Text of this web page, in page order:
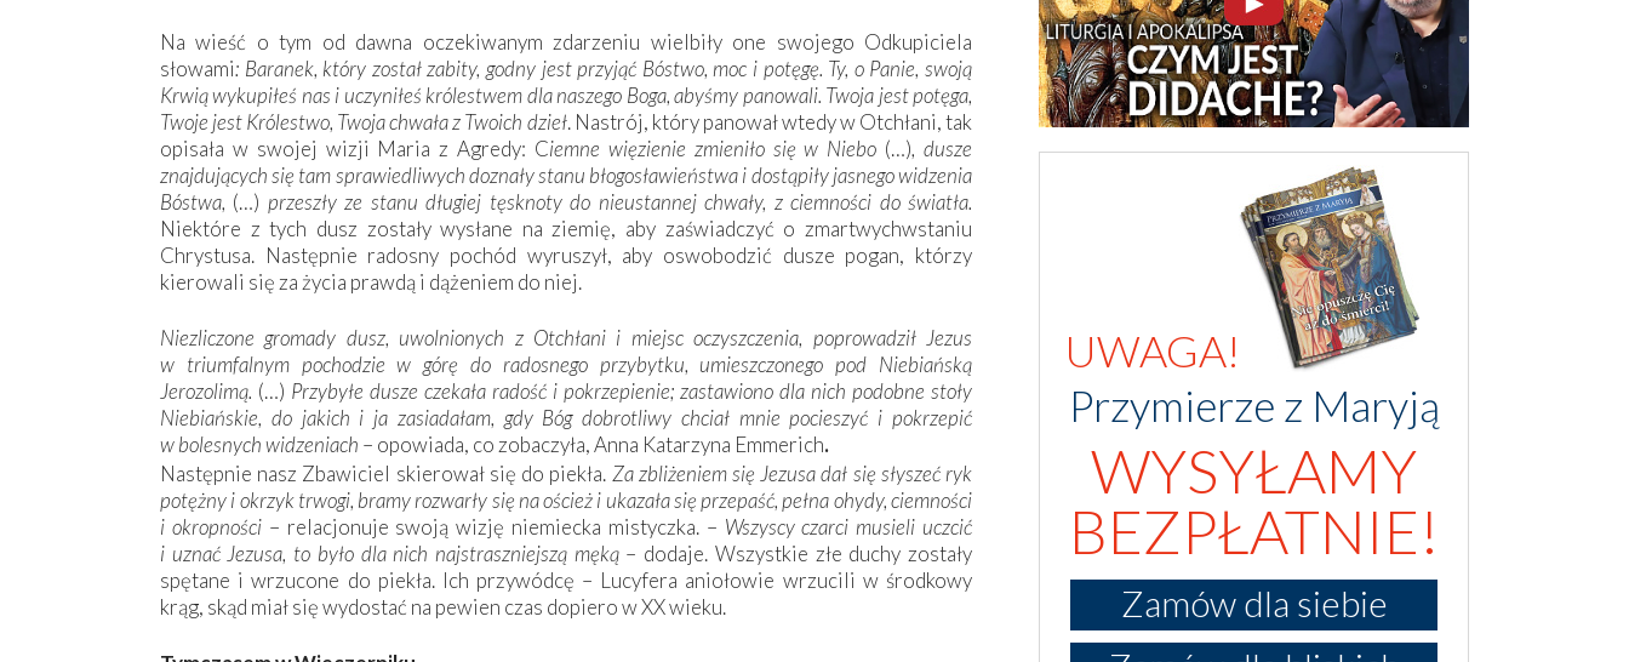
Na wieść o tym od dawna oczekiwanym zdarzeniu wielbiły one swojego Odkupiciela
słowami: Baranek, który został zabity, godny jest przyjąć Bóstwo, moc i potęgę. Ty, o Panie, swoją
Krwią wykupiłeś nas i uczyniłeś królestwem dla naszego Boga, abyśmy panowali. Twoja jest potęga,
Twoje jest Królestwo, Twoja chwała z Twoich dzieł. Nastrój, który panował wtedy w Otchłani, tak
opisała w swojej wizji Maria z Agredy: Ciemne więzienie zmieniło się w Niebo (…), dusze
znajdujących się tam sprawiedliwych doznały stanu błogosławieństwa i dostąpiły jasnego widzenia
Bóstwa, (…) przeszły ze stanu długiej tęsknoty do nieustannej chwały, z ciemności do światła.
Niektóre z tych dusz zostały wysłane na ziemię, aby zaświadczyć o zmartwychwstaniu
Chrystusa. Następnie radosny pochód wyruszył, aby oswobodzić dusze pogan, którzy
kierowali się za życia prawdą i dążeniem do niej.
Niezliczone gromady dusz, uwolnionych z Otchłani i miejsc oczyszczenia, poprowadził Jezus
w triumfalnym pochodzie w górę do radosnego przybytku, umieszczonego pod Niebiańską
Jerozolimą. (…) Przybyłe dusze czekała radość i pokrzepienie; zastawiono dla nich podobne stoły
Niebiańskie, do jakich i ja zasiadałam, gdy Bóg dobrotliwy chciał mnie pocieszyć i pokrzepić
w bolesnych widzeniach – opowiada, co zobaczyła, Anna Katarzyna Emmerich.
Następnie nasz Zbawiciel skierował się do piekła. Za zbliżeniem się Jezusa dał się słyszeć ryk
potężny i okrzyk trwogi, bramy rozwarły się na oścież i ukazała się przepaść, pełna ohydy, ciemności
i okropności– relacjonuje swoją wizję niemiecka mistyczka. – Wszyscy czarci musieli uczcić
i uznać Jezusa, to było dla nich najstraszniejszą męką – dodaje. Wszystkie złe duchy zostały
spętane i wrzucone do piekła. Ich przywódcę – Lucyfera aniołowie wrzucili w środkowy
krąg, skąd miał się wydostać na pewien czas dopiero w XX wieku.
UWAGA!
Przymierze z Maryją
WYSYŁAMY
BEZPŁATNIE!
Zamów dla siebie